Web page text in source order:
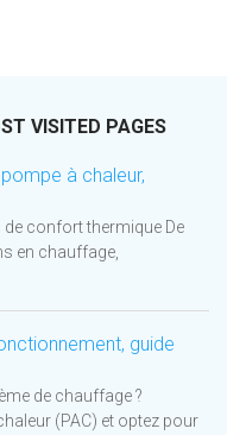
VISITED PAGES
à chaleur,
confort thermique De
en chauffage,
guide
de chauffage ?
(PAC) et optez pour